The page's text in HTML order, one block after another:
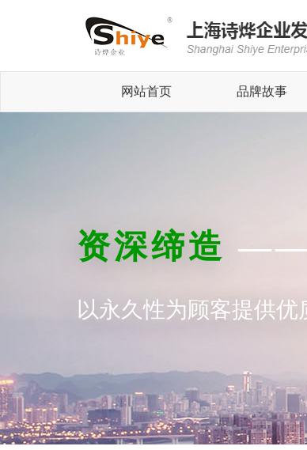
网站首页 品牌故事
资深缔造 ——
以永久性为顾客提供优